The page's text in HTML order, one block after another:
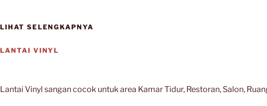
LIHAT SELENGKAPNYA
LANTAI VINYL
Lantai Vinyl sangan cocok untuk area Kamar Tidur, Restoran, Salon,